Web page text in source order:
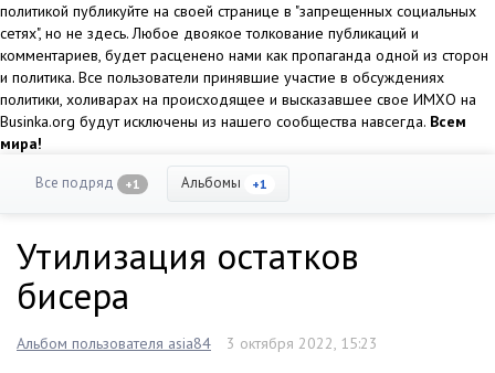
политикой публикуйте на своей странице в "запрещенных социальных
сетях", но не здесь. Любое двоякое толкование публикаций и
комментариев, будет расценено нами как пропаганда одной из сторон
и политика. Все пользователи принявшие участие в обсуждениях
политики, холиварах на происходящее и высказавшее свое ИМХО на
Businka.org будут исключены из нашего сообщества навсегда. Всем
мира!
Все подряд +1 Альбомы +1
Утилизация остатков
бисера
Альбом пользователя asia84 3 октября 2022, 15:23